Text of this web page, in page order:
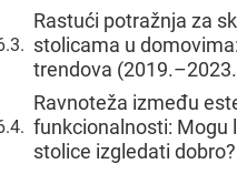
Rastući potražnja za
stolicama u
trendova
Ravnoteža između
funkcionalnosti: Mogu
stolice izgledati dobro?